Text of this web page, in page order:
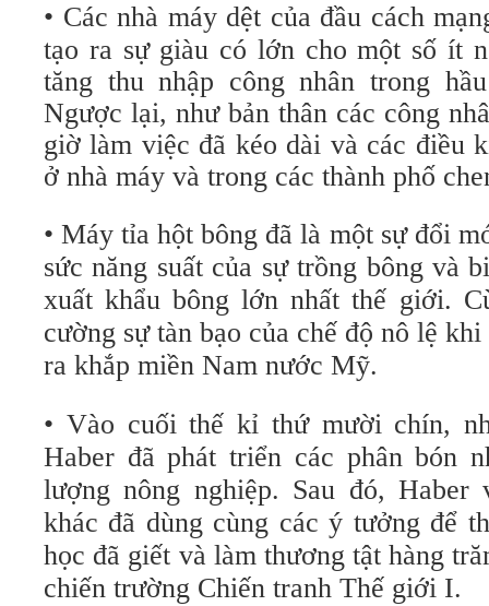
• Các nhà máy dệt của đầu cách
tạo ra sự giàu có lớn cho một số ít
tăng thu nhập công nhân trong
Ngược lại, như bản thân các công
giờ làm việc đã kéo dài và các điều
ở nhà máy và trong các thành phố
• Máy tỉa hột bông đã là một sự đổi
sức năng suất của sự trồng bông và
xuất khẩu bông lớn nhất thế giới.
cường sự tàn bạo của chế độ nô lệ
ra khắp miền Nam nước Mỹ.
• Vào cuối thế kỉ thứ mười chín,
Haber đã phát triển các phân bón
lượng nông nghiệp. Sau đó, Haber
khác đã dùng cùng các ý tưởng để
học đã giết và làm thương tật hàng
chiến trường Chiến tranh Thế giới I.